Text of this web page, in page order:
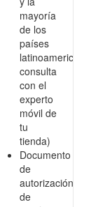
mayoría
de los
países
latinoamericanos,
consulta
con el
experto
móvil de
tu
tienda)
Documento
de
autorización
de